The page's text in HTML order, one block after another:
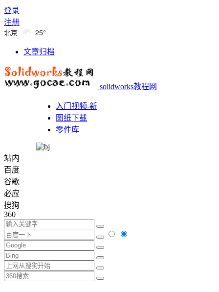
登录
注册
北京 25°
文章归档
solidworks教程网
入门视频-新
图纸下载
零件库
站内
百度
谷歌
必应
搜狗
360